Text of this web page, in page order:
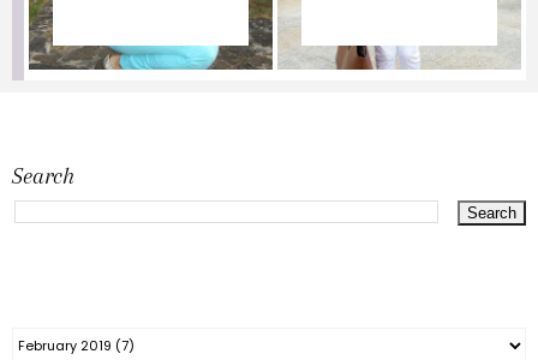
Search